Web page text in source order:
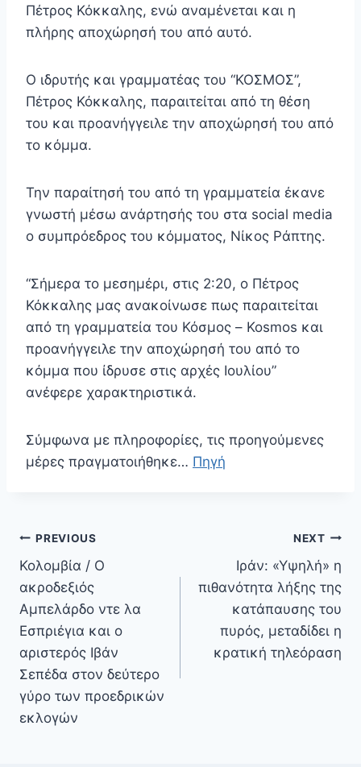
Πέτρος Κόκκαλης, ενώ αναμένεται και η
πλήρης αποχώρησή του από αυτό.
Ο ιδρυτής και γραμματέας του “ΚΟΣΜΟΣ”,
Πέτρος Κόκκαλης, παραιτείται από τη θέση
του και προανήγγειλε την αποχώρησή του από
το κόμμα.
Την παραίτησή του από τη γραμματεία έκανε
γνωστή μέσω ανάρτησής του στα social media
ο συμπρόεδρος του κόμματος, Νίκος Ράπτης.
“Σήμερα το μεσημέρι, στις 2:20, ο Πέτρος
Κόκκαλης μας ανακοίνωσε πως παραιτείται
από τη γραμματεία του Κόσμος – Kosmos και
προανήγγειλε την αποχώρησή του από το
κόμμα που ίδρυσε στις αρχές Ιουλίου”
ανέφερε χαρακτηριστικά.
Σύμφωνα με πληροφορίες, τις προηγούμενες
μέρες πραγματοιήθηκε… Πηγή
Πλοήγηση
άρθρων
PREVIOUS
Κολομβία / Ο
ακροδεξιός
Αμπελάρδο ντε λα
Εσπριέγια και ο
αριστερός Ιβάν
Σεπέδα στον δεύτερο
γύρο των προεδρικών
εκλογών
NEXT
Ιράν: «Υψηλή» η
πιθανότητα λήξης της
κατάπαυσης του
πυρός, μεταδίδει η
κρατική τηλεόραση